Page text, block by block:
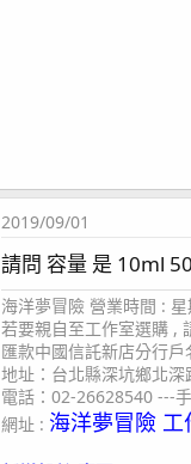
2019/09/01
請問 容量 是 10ml
海洋夢冒險 營業時間 :
若要親自至工作室選購 ,
匯款中國信託新店分行戶
地址：台北縣深坑鄉北深
電話：02-26628540 ---
網址 : 海洋夢冒險 工